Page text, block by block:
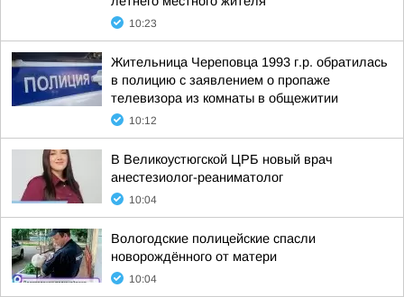
10:23
Жительница Череповца 1993 г.р. обратилась
в полицию с заявлением о пропаже
телевизора из комнаты в общежитии
10:12
В Великоустюгской ЦРБ новый врач
анестезиолог-реаниматолог
10:04
Вологодские полицейские спасли
новорождённого от матери
10:04